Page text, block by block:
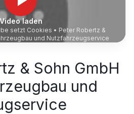
laden
setzt Cookies • Peter Robertz &
und Nutzfahrzeugservice
& Sohn GmbH
und